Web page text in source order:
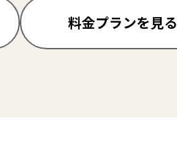
料金プランを見る